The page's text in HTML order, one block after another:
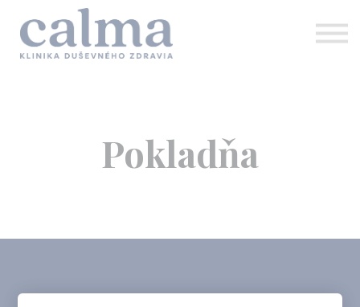
KONTAKTY
REGISTRÁCIA
Pokladňa